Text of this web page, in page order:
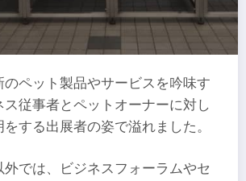
のペット製品やサービスを吟味す
ス従事者とペットオーナーに対し
する出展者の姿で溢れました。
外では、ビジネスフォーラムやセ